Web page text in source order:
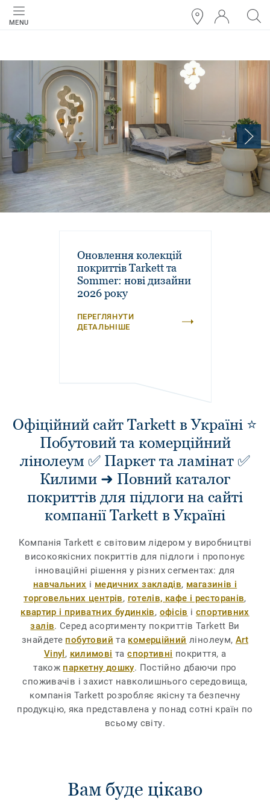
MENU
Оновлення колекцій
покриттів Tarkett та
Sommer: нові дизайни
2026 року
ПЕРЕГЛЯНУТИ
ДЕТАЛЬНІШЕ
Офіційний сайт Tarkett в Україні ⭐
Побутовий та комерційний
лінолеум ✅ Паркет та ламінат ✅
Килими ➜ Повний каталог
покриттів для підлоги на сайті
компанії Tarkett в Україні
Компанія Tarkett є світовим лідером у виробництві
високоякісних покриттів для підлоги і пропонує
інноваційні рішення у різних сегментах: для
навчальних і медичних закладів, магазинів і
торговельних центрів, готелів, кафе і ресторанів,
квартир і приватних будинків, офісів і спортивних
залів. Серед асортименту покриттів Tarkett Ви
знайдете побутовий та комерційний лінолеум, Art
Vinyl , килимові таспортивні покриття, а
також паркетну дошку. Постійно дбаючи про
споживачів і захист навколишнього середовища,
компанія Tarkett розробляє якісну та безпечну
продукцію, яка представлена у понад сотні країн по
всьому світу.
Вам буде цікаво